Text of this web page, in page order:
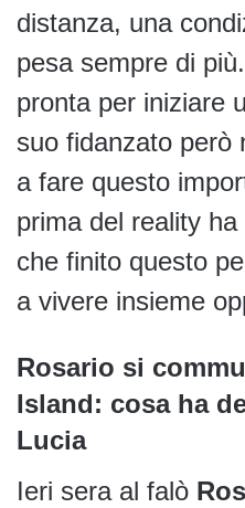
distanza, una
pesa sempre di più.
pronta per iniziare
suo fidanzato però
a fare questo
prima del reality
che finito questo
a vivere insieme
Rosario si
Island: cosa ha
Lucia
Ieri sera al falò